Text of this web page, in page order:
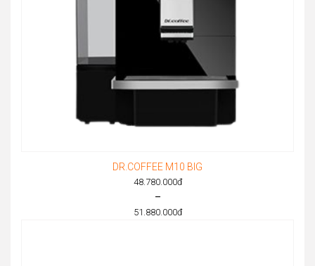
DR.COFFEE M10 BIG
48.780.000đ
–
51.880.000đ